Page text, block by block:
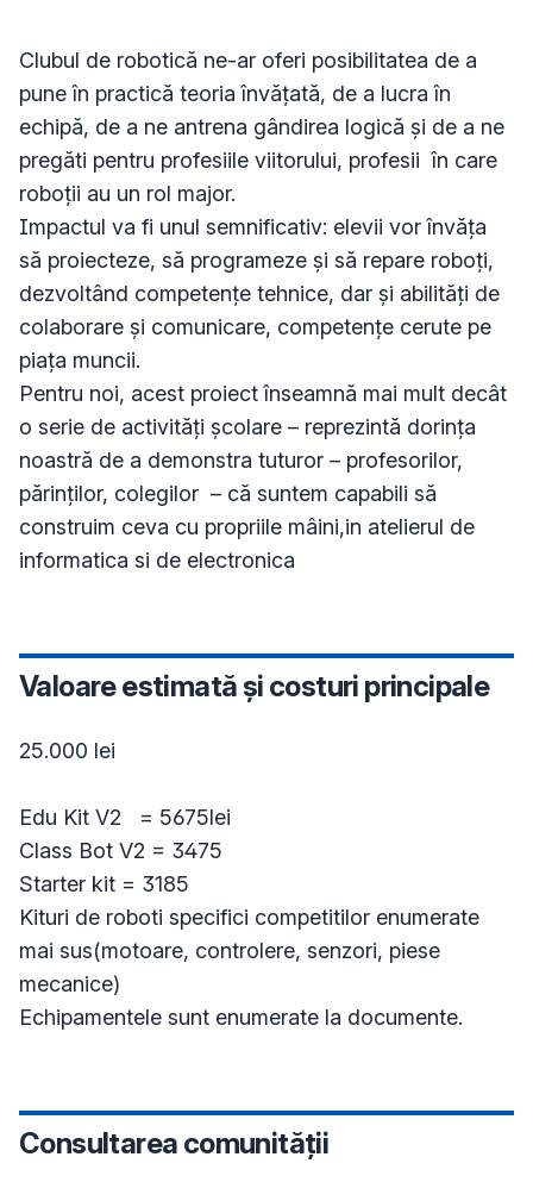
Clubul de robotică ne-ar oferi posibilitatea de a
pune în practică teoria învățată, de a lucra în
echipă, de a ne antrena gândirea logică și de a ne
pregăti pentru profesiile viitorului, profesii  în care
roboții au un rol major.
Impactul va fi unul semnificativ: elevii vor învăța
să proiecteze, să programeze și să repare roboți,
dezvoltând competențe tehnice, dar și abilități de
colaborare și comunicare, competențe cerute pe
piața muncii.
Pentru noi, acest proiect înseamnă mai mult decât
o serie de activități școlare – reprezintă dorința
noastră de a demonstra tuturor – profesorilor,
părinților, colegilor  – că suntem capabili să
construim ceva cu propriile mâini,in atelierul de
Valoare estimată și costuri principale
25.000 lei
Edu Kit V2   = 5675lei
Class Bot V2 = 3475
Starter kit = 3185
Kituri de roboti specifici competitilor enumerate
mai sus(motoare, controlere, senzori, piese
mecanice)
Consultarea comunității